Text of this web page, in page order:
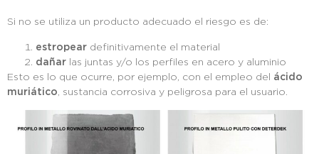
Si no se utiliza un producto adecuado el riesgo es de:
estropear definitivamente el material
dañar las juntas y/o los perfiles en acero y aluminio
Esto es lo que ocurre, por ejemplo, con el empleo del ácido
muriático , sustancia corrosiva y peligrosa para el usuario.